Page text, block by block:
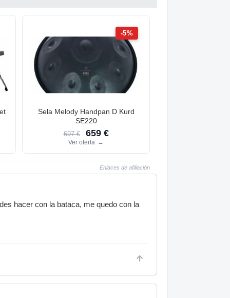
-5%
Sela Melody Handpan D Kurd
SE220
697 € 659 €
Ver oferta →
Enlaces de afiliación
hacer con la bataca, me quedo con la